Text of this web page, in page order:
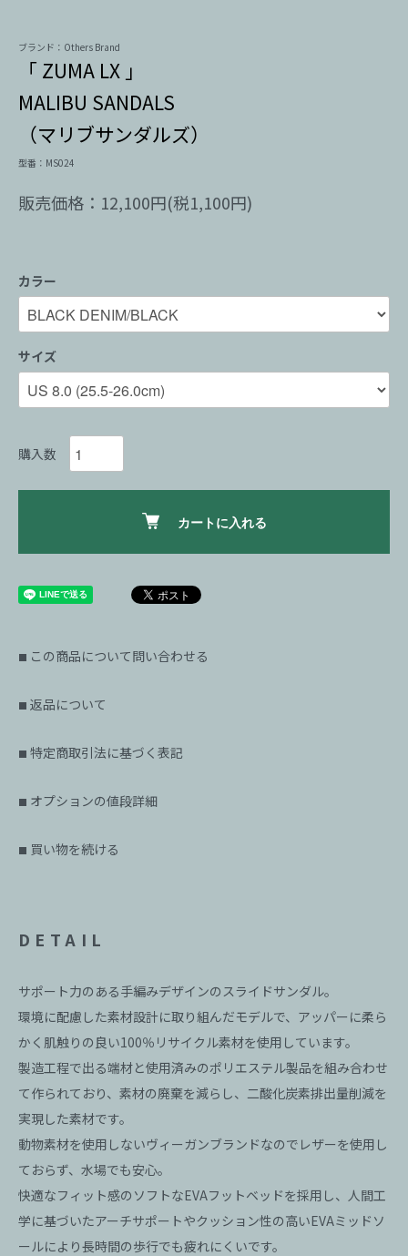
ブランド：Others Brand
「 ZUMA LX 」
MALIBU SANDALS
（マリブサンダルズ）
型番：MS024
販売価格：12,100円(税1,100円)
カラー
サイズ
購入数
カートに入れる
■ この商品について問い合わせる
■ 返品について
■ 特定商取引法に基づく表記
■ オプションの値段詳細
■ 買い物を続ける
DETAIL
サポート力のある手編みデザインのスライドサンダル。
環境に配慮した素材設計に取り組んだモデルで、アッパーに柔ら
かく肌触りの良い100％リサイクル素材を使用しています。
製造工程で出る端材と使用済みのポリエステル製品を組み合わせ
て作られており、素材の廃棄を減らし、二酸化炭素排出量削減を
実現した素材です。
動物素材を使用しないヴィーガンブランドなのでレザーを使用し
ておらず、水場でも安心。
快適なフィット感のソフトなEVAフットベッドを採用し、人間工
学に基づいたアーチサポートやクッション性の高いEVAミッドソ
ールにより長時間の歩行でも疲れにくいです。